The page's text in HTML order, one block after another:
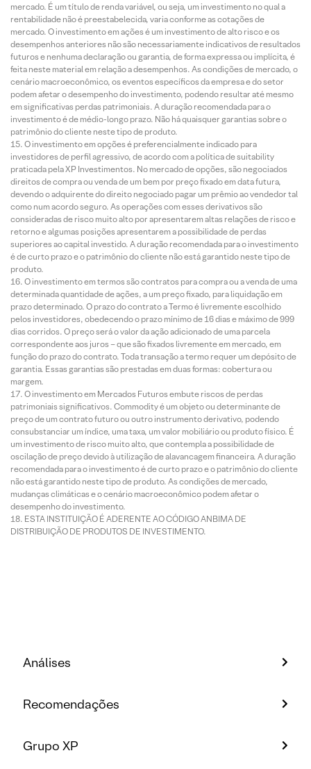
mercado. É um título de renda variável, ou seja, um investimento no qual a
rentabilidade não é preestabelecida, varia conforme as cotações de
mercado. O investimento em ações é um investimento de alto risco e os
desempenhos anteriores não são necessariamente indicativos de resultados
futuros e nenhuma declaração ou garantia, de forma expressa ou implícita, é
feita neste material em relação a desempenhos. As condições de mercado, o
cenário macroeconômico, os eventos específicos da empresa e do setor
podem afetar o desempenho do investimento, podendo resultar até mesmo
em significativas perdas patrimoniais. A duração recomendada para o
investimento é de médio-longo prazo. Não há quaisquer garantias sobre o
patrimônio do cliente neste tipo de produto.
O investimento em opções é preferencialmente indicado para
investidores de perfil agressivo, de acordo com a política de suitability
praticada pela XP Investimentos. No mercado de opções, são negociados
direitos de compra ou venda de um bem por preço fixado em data futura,
devendo o adquirente do direito negociado pagar um prêmio ao vendedor tal
como num acordo seguro. As operações com esses derivativos são
consideradas de risco muito alto por apresentarem altas relações de risco e
retorno e algumas posições apresentarem a possibilidade de perdas
superiores ao capital investido. A duração recomendada para o investimento
é de curto prazo e o patrimônio do cliente não está garantido neste tipo de
produto.
O investimento em termos são contratos para compra ou a venda de uma
determinada quantidade de ações, a um preço fixado, para liquidação em
prazo determinado. O prazo do contrato a Termo é livremente escolhido
pelos investidores, obedecendo o prazo mínimo de 16 dias e máximo de 999
dias corridos. O preço será o valor da ação adicionado de uma parcela
correspondente aos juros – que são fixados livremente em mercado, em
função do prazo do contrato. Toda transação a termo requer um depósito de
garantia. Essas garantias são prestadas em duas formas: cobertura ou
margem.
O investimento em Mercados Futuros embute riscos de perdas
patrimoniais significativos. Commodity é um objeto ou determinante de
preço de um contrato futuro ou outro instrumento derivativo, podendo
consubstanciar um índice, uma taxa, um valor mobiliário ou produto físico. É
um investimento de risco muito alto, que contempla a possibilidade de
oscilação de preço devido à utilização de alavancagem financeira. A duração
recomendada para o investimento é de curto prazo e o patrimônio do cliente
não está garantido neste tipo de produto. As condições de mercado,
mudanças climáticas e o cenário macroeconômico podem afetar o
desempenho do investimento.
ESTA INSTITUIÇÃO É ADERENTE AO CÓDIGO ANBIMA DE
DISTRIBUIÇÃO DE PRODUTOS DE INVESTIMENTO.
Análises
Recomendações
Grupo XP